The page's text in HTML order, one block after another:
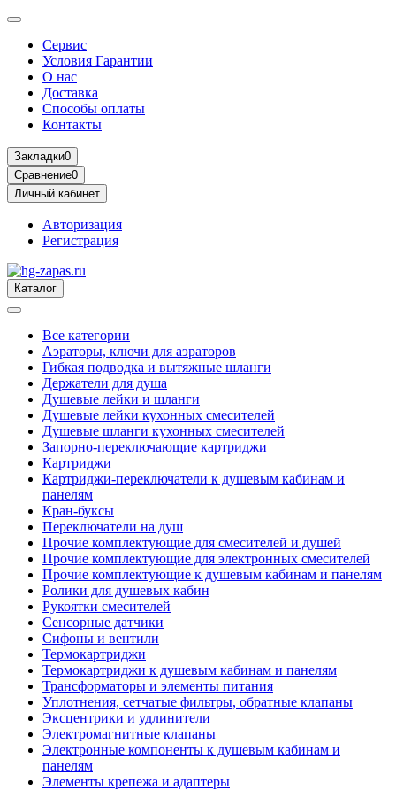
Сервис
Условия Гарантии
О нас
Доставка
Способы оплаты
Контакты
Закладки0
Сравнение0
Личный кабинет
Авторизация
Регистрация
Каталог
Все категории
Аэраторы, ключи для аэраторов
Гибкая подводка и вытяжные шланги
Держатели для душа
Душевые лейки и шланги
Душевые лейки кухонных смесителей
Душевые шланги кухонных смесителей
Запорно-переключающие картриджи
Картриджи
Картриджи-переключатели к душевым кабинам и
панелям
Кран-буксы
Переключатели на душ
Прочие комплектующие для смесителей и душей
Прочие комплектующие для электронных смесителей
Прочие комплектующие к душевым кабинам и панелям
Ролики для душевых кабин
Рукоятки смесителей
Сенсорные датчики
Сифоны и вентили
Термокартриджи
Термокартриджи к душевым кабинам и панелям
Трансформаторы и элементы питания
Уплотнения, сетчатые фильтры, обратные клапаны
Эксцентрики и удлинители
Электромагнитные клапаны
Электронные компоненты к душевым кабинам и
панелям
Элементы крепежа и адаптеры